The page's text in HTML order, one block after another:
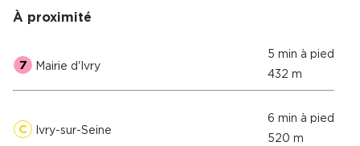
À proximité
7 Mairie d'Ivry
5 min à pied
432 m
C Ivry-sur-Seine
6 min à pied
520 m